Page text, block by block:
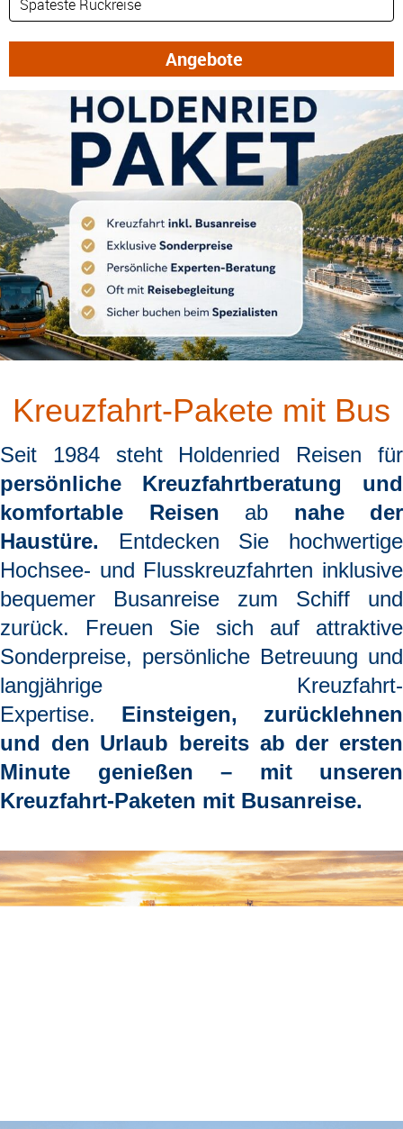
Kreuzfahrt-Pakete mit Bus
Seit 1984 steht Holdenried Reisen für
persönliche Kreuzfahrtberatung und
komfortable Reisen ab nahe der
Haustüre. Entdecken Sie hochwertige
Hochsee- und Flusskreuzfahrten inklusive
bequemer Busanreise zum Schiff und
zurück. Freuen Sie sich auf attraktive
Sonderpreise, persönliche Betreuung und
langjährige Kreuzfahrt-
Expertise. Einsteigen, zurücklehnen
und den Urlaub bereits ab der ersten
Minute genießen
– mit unseren
Kreuzfahrt-Paketen mit Busanreise.